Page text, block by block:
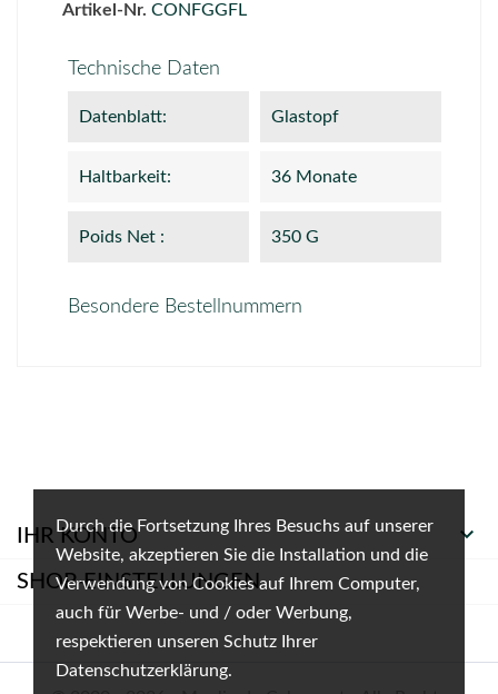
Durch die Fortsetzung Ihres Besuchs auf unserer
Website, akzeptieren Sie die Installation und die
Verwendung von Cookies auf Ihrem Computer,
auch für Werbe- und / oder Werbung,
respektieren unseren Schutz Ihrer
Datenschutzerklärung.
Artikel-Nr. CONFGGFL
Technische Daten
Datenblatt: Glastopf
Haltbarkeit: 36 Monate
Poids Net : 350 G
Besondere Bestellnummern
IHR KONTO 
SHOP-EINSTELLUNGEN